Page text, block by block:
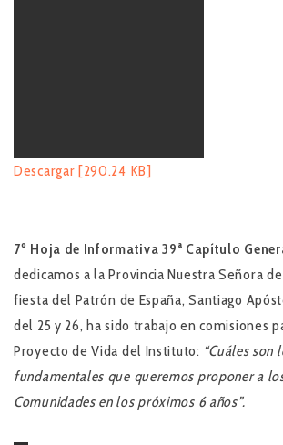
Descargar [290.24 KB]
7º Hoja de Informativa39ª Capítulo
dedicamos a la Provincia Nuestra Señora
fiesta del Patrón de España, Santiago
del 25 y 26, ha sido trabajo en comisiones
Proyecto de Vida del Instituto: “Cuáles son
fundamentales que queremos proponer a
Comunidades en los próximos 6 años”.